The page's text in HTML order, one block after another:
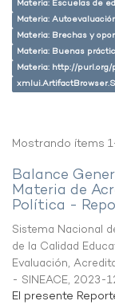
Materia: Escuelas de
Materia:
Materia: Brechas y
Materia: Buenas
Materia: http://
Mostrando ítems
Balance
Materia de
Política -
Sistema Nacional
de la Calidad
Evaluación,
- SINEACE, 2023-
El presente